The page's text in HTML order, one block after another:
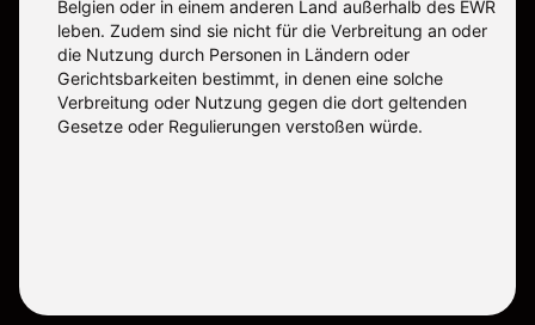
Belgien oder in einem anderen Land außerhalb des EWR
leben. Zudem sind sie nicht für die Verbreitung an oder
die Nutzung durch Personen in Ländern oder
Gerichtsbarkeiten bestimmt, in denen eine solche
Verbreitung oder Nutzung gegen die dort geltenden
Gesetze oder Regulierungen verstoßen würde.